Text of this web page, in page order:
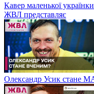
Кавер маленької
ЖВЛ представляє
Олександр Усик стане